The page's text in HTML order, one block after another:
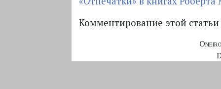
Комментирование этой